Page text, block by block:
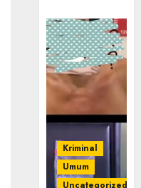
Kriminal
Umum